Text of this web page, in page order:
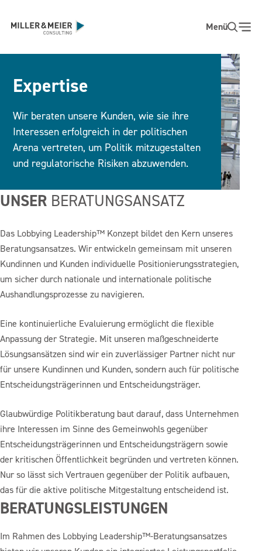
Hauptinhalt
Menü
Expertise
Wir beraten unsere Kunden, wie sie ihre
Interessen erfolgreich in der politischen
Arena vertreten, um Politik mitzugestalten
und regulatorische Risiken abzuwenden.
UNSER BERATUNGSANSATZ
Das Lobbying Leadership™ Konzept bildet den Kern unseres
Beratungsansatzes. Wir entwickeln gemeinsam mit unseren
Kundinnen und Kunden individuelle Positionierungsstrategien,
um sicher durch nationale und internationale politische
Aushandlungsprozesse zu navigieren.
Eine kontinuierliche Evaluierung ermöglicht die flexible
Anpassung der Strategie. Mit unseren maßgeschneiderte
Lösungsansätzen sind wir ein zuverlässiger Partner nicht nur
für unsere Kundinnen und Kunden, sondern auch für politische
Entscheidungsträgerinnen und Entscheidungsträger.
Glaubwürdige Politikberatung baut darauf, dass Unternehmen
ihre Interessen im Sinne des Gemeinwohls gegenüber
Entscheidungsträgerinnen und Entscheidungsträgern sowie
der kritischen Öffentlichkeit begründen und vertreten können.
Nur so lässt sich Vertrauen gegenüber der Politik aufbauen,
das für die aktive politische Mitgestaltung entscheidend ist.
BERATUNGSLEISTUNGEN
Im Rahmen des Lobbying Leadership™-Beratungsansatzes